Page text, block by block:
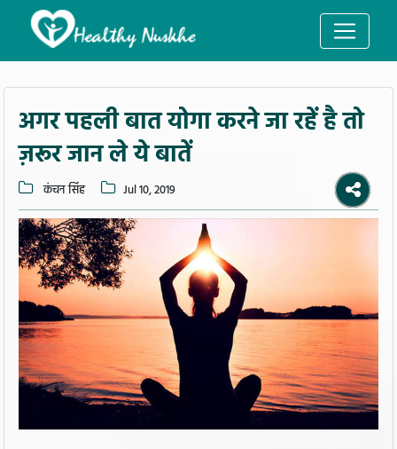
अगर पहली बात योगा करने जा रहें है तो
ज़रूर जान ले ये बातें
कंचन सिंह Jul 10, 2019